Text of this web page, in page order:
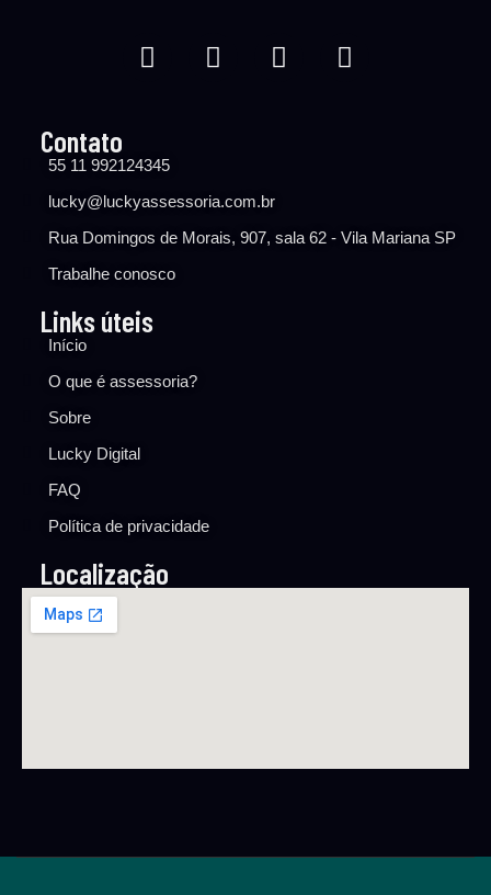
Contato
55 11 992124345
lucky@luckyassessoria.com.br
Rua Domingos de Morais, 907, sala 62 - Vila Mariana SP
Trabalhe conosco
Links úteis
Início
O que é assessoria?
Sobre
Lucky Digital
FAQ
Política de privacidade
Localização